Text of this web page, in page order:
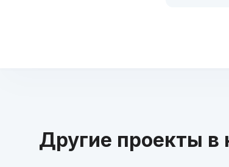
Другие проекты в